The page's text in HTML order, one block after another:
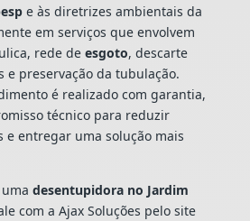
e às diretrizes ambientais da
em serviços que envolvem
rede de esgoto, descarte
e preservação da tubulação.
é realizado com garantia,
técnico para reduzir
e entregar uma solução mais
desentupidora no Jardim
com a Ajax Soluções pelo site